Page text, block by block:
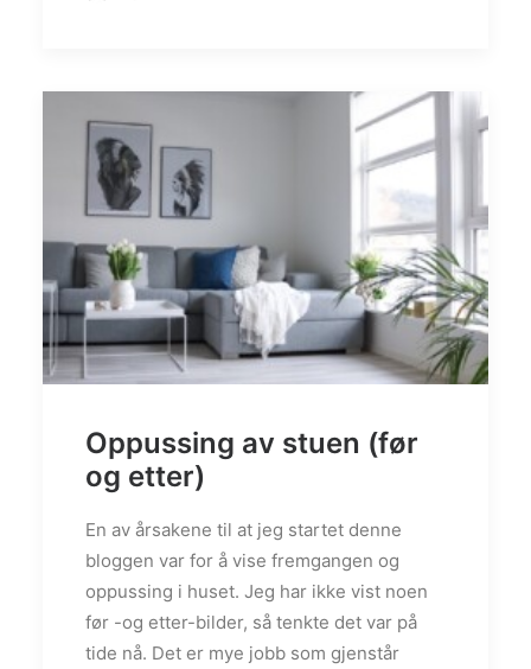
Oppussing av stuen (før
og etter)
En av årsakene til at jeg startet denne
bloggen var for å vise fremgangen og
oppussing i huset. Jeg har ikke vist noen
før -og etter-bilder, så tenkte det var på
tide nå. Det er mye jobb som gjenstår